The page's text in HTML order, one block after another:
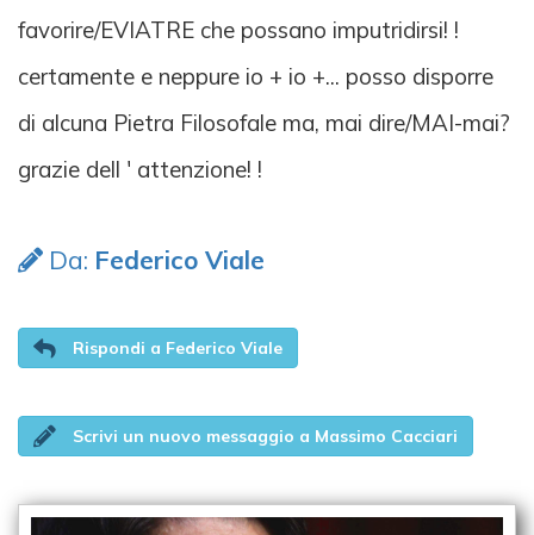
favorire/EVIATRE che possano imputridirsi! !
certamente e neppure io + io +... posso disporre
di alcuna Pietra Filosofale ma, mai dire/MAI-mai?
grazie dell ' attenzione! !
Da: Federico Viale
Rispondi a Federico Viale
Scrivi un nuovo messaggio a Massimo Cacciari